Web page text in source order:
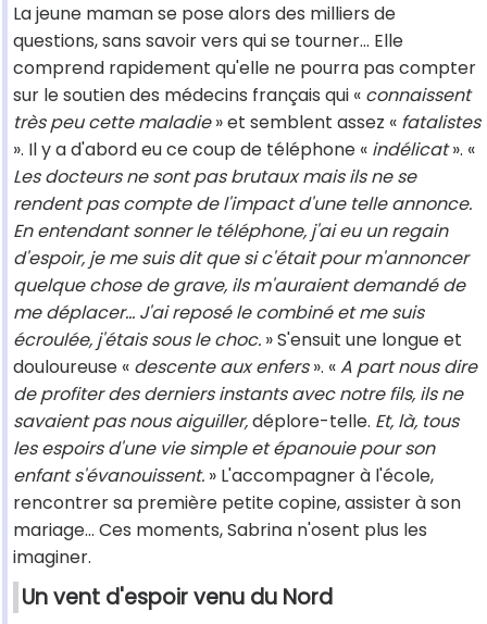
La jeune maman se pose alors des milliers de
questions, sans savoir vers qui se tourner... Elle
comprend rapidement qu'elle ne pourra pas compter
sur le soutien des médecins français qui « connaissent
très peu cette maladie» et semblent assez « fatalistes
». Il y a d'abord eu ce coup de téléphone « indélicat». «
Les docteurs ne sont pas brutaux mais ils ne se
rendent pas compte de l'impact d'une telle annonce.
En entendant sonner le téléphone, j'ai eu un regain
d'espoir, je me suis dit que si c'était pour m'annoncer
quelque chose de grave, ils m'auraient demandé de
me déplacer... J'ai reposé le combiné et me suis
écroulée, j'étais sous le choc. » S'ensuit une longue et
douloureuse « descente aux enfers». «A part nous dire
de profiter des derniers instants avec notre fils, ils ne
savaient pas nous aiguiller,déplore-telle. Et, là, tous
les espoirs d'une vie simple et épanouie pour son
enfant s'évanouissent. » L'accompagner à l'école,
rencontrer sa première petite copine, assister à son
mariage... Ces moments, Sabrina n'osent plus les
imaginer.
Un vent d'espoir venu du Nord